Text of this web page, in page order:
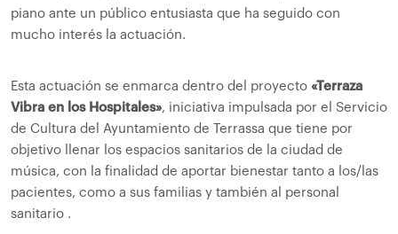
piano ante un público entusiasta que ha seguido con
mucho interés la actuación.
Esta actuación se enmarca dentro del proyecto «Terraza
Vibra en los Hospitales», iniciativa impulsada por el Servicio
de Cultura del Ayuntamiento de Terrassa que tiene por
objetivo llenar los espacios sanitarios de la ciudad de
música, con la finalidad de aportar bienestar tanto a los/las
pacientes, como a sus familias y también al personal
sanitario .